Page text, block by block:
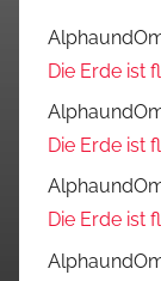
Die Erde ist
Die Erde ist
Die Erde ist